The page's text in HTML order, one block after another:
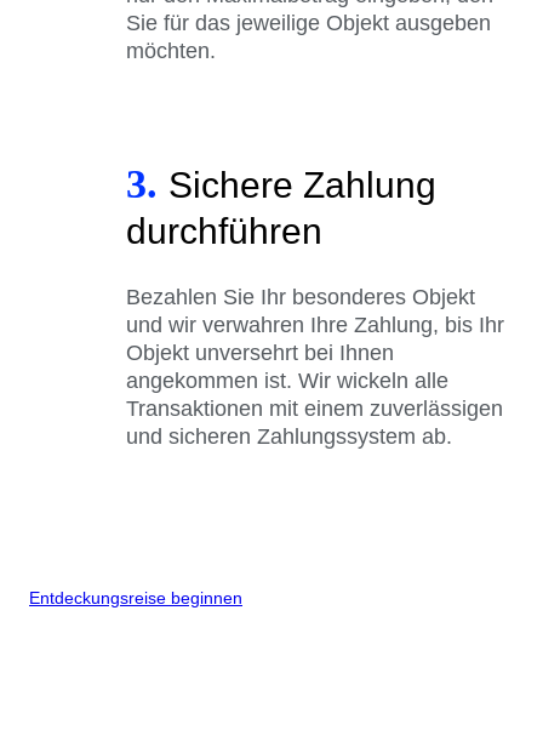
Sie für das jeweilige Objekt ausgeben
möchten.
3. Sichere Zahlung
durchführen
Bezahlen Sie Ihr besonderes Objekt
und wir verwahren Ihre Zahlung, bis Ihr
Objekt unversehrt bei Ihnen
angekommen ist. Wir wickeln alle
Transaktionen mit einem zuverlässigen
und sicheren Zahlungssystem ab.
Entdeckungsreise beginnen